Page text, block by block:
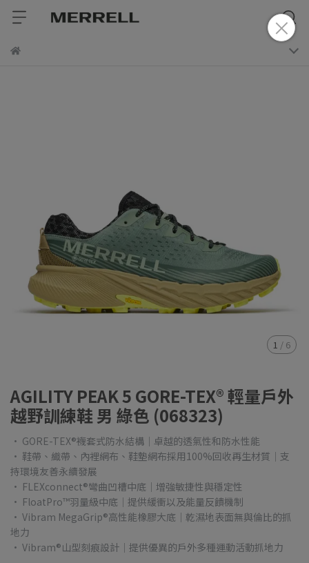
1 / 6
AGILITY PEAK 5 GORE-TEX® 輕量戶外
越野訓練鞋 男 綠色 (068323)
• GORE-TEX®襪套式防水結構｜卓越的透氣性和防水性能
• 鞋帶、織帶、內裡網布、鞋墊網布採用100%回收再生材質｜支
持環境友善永續發展
• FLEXconnect®彎曲凹槽中底｜增強敏捷性與穩定性
• FloatPro™羽量級中底｜提供緩衝以及能量反饋機制
• Vibram MegaGrip®高性能橡膠大底｜乾濕地表面無與倫比的抓
地力
• Vibram®山型刻痕設計｜提供優異的戶外多種運動活動抓地力